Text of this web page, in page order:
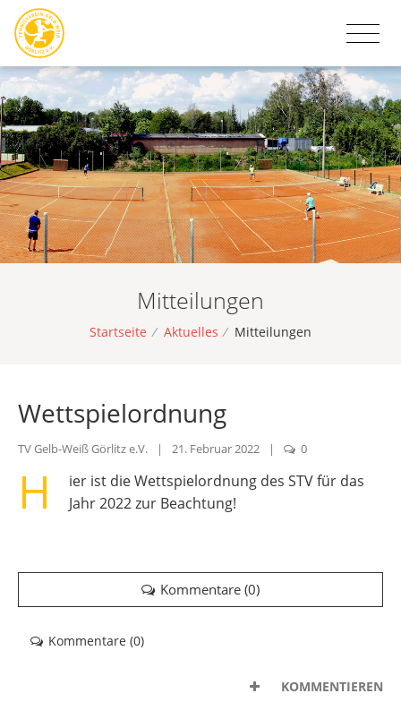
Mitteilungen
Startseite / Aktuelles / Mitteilungen
Wettspielordnung
TV Gelb-Weiß Görlitz e.V. | 21. Februar 2022 | 0
H
ier ist die Wettspielordnung des STV für das
Jahr 2022 zur Beachtung!
Kommentare (0)
Kommentare (0)
KOMMENTIEREN